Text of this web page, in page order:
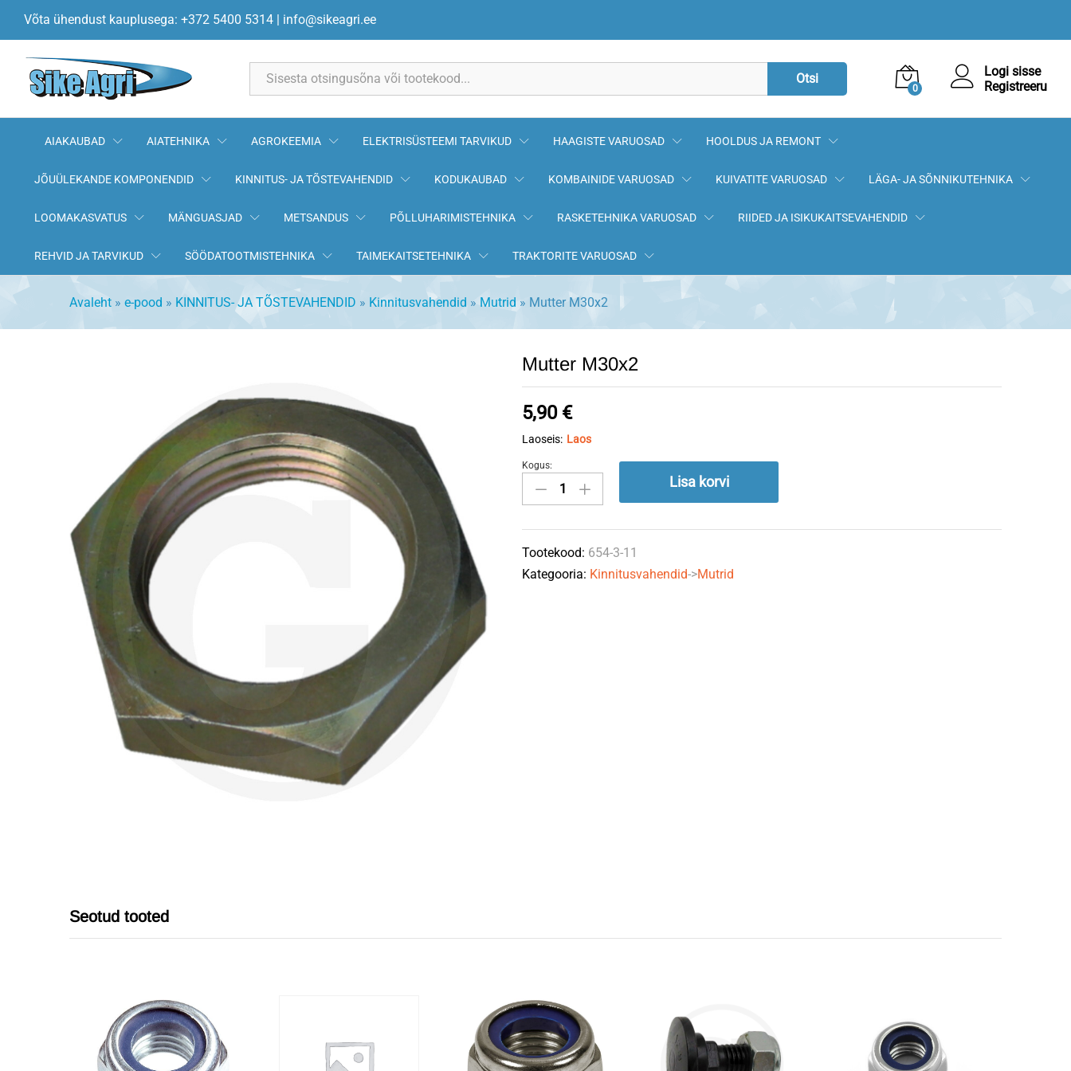
Võta ühendust kauplusega: +372 5400 5314 | info@sikeagri.ee
Otsi
0
Logi sisse
Registreeru
AIAKAUBAD AIATEHNIKA AGROKEEMIA ELEKTRISÜSTEEMI TARVIKUD HAAGISTE VARUOSAD HOOLDUS JA REMONT
JÕUÜLEKANDE KOMPONENDID KINNITUS- JA TÕSTEVAHENDID KODUKAUBAD KOMBAINIDE VARUOSAD KUIVATITE VARUOSAD LÄGA- JA SÕNNIKUTEHNIKA
LOOMAKASVATUS MÄNGUASJAD METSANDUS PÕLLUHARIMISTEHNIKA RASKETEHNIKA VARUOSAD RIIDED JA ISIKUKAITSEVAHENDID
REHVID JA TARVIKUD SÖÖDATOOTMISTEHNIKA TAIMEKAITSETEHNIKA TRAKTORITE VARUOSAD
Avaleht » e-pood » KINNITUS- JA TÕSTEVAHENDID » Kinnitusvahendid » Mutrid » Mutter M30x2
Mutter M30x2
5,90 €
Laoseis: Laos
Mutter
M30x2
Kogus:
Lisa korvi
Tootekood: 654-3-11
Kategooria: Kinnitusvahendid->Mutrid
Seotud tooted
Mutter M30x2